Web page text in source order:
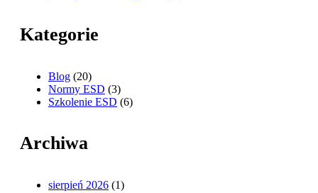
Kategorie
Blog (20)
Normy ESD (3)
Szkolenie ESD (6)
Archiwa
sierpień 2026 (1)